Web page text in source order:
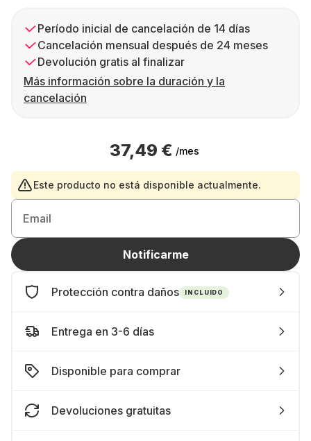
Período inicial de cancelación de 14 días
Cancelación mensual después de 24 meses
Devolución gratis al finalizar
Más información sobre la duración y la
cancelación
37,49 € /mes
Este producto no está disponible actualmente.
Email
Notificarme
Protección contra daños INCLUIDO
Entrega en 3-6 días
Disponible para comprar
Devoluciones gratuitas